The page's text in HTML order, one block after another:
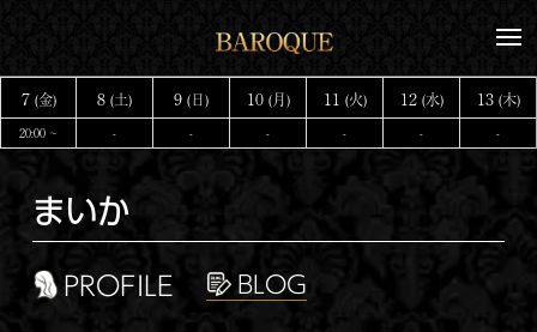
テ
ン
ツ
メ
ュ
ー
7 (金) 8 (土) 9 (日) 10 (月) 11 (火) 12 (水) 13 (木)
20:00 ~ - - - - - -
まいか
PROFILE